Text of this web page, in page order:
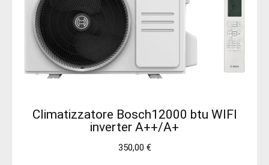
Climatizzatore Bosch12000 btu WIFI
inverter A++/A+
350,00 €